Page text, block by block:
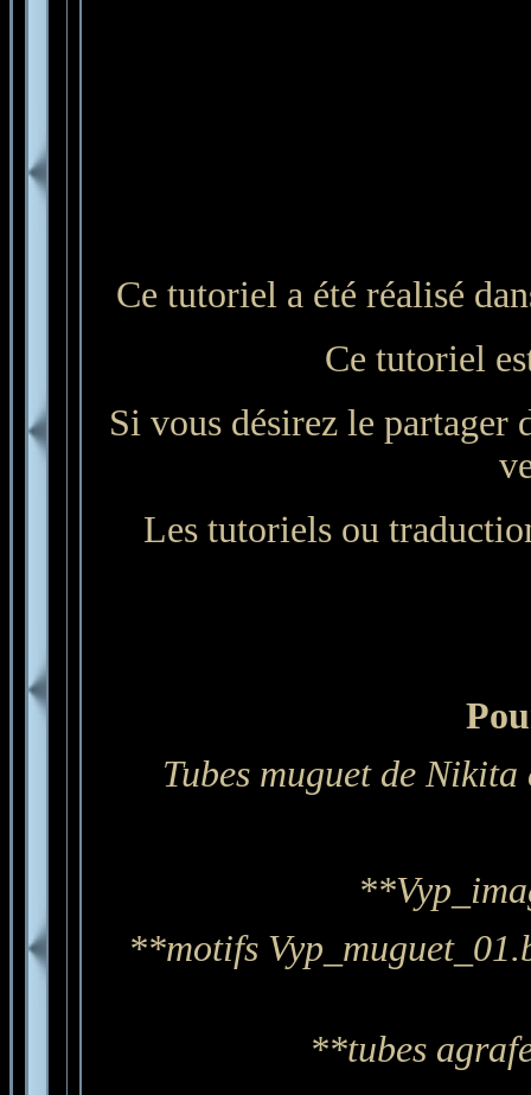
Ce tutoriel a été réalisé
Ce tutoriel
Si vous désirez le
Les tutoriels ou
Tubes muguet de
**motifs
**tubes